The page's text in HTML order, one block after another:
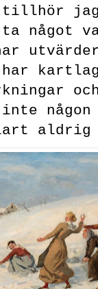
jag
något
har
någon
aldrig